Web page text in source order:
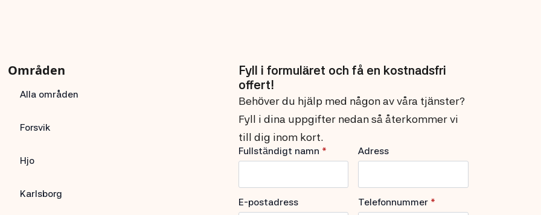
Områden
Alla områden
Forsvik
Hjo
Karlsborg
Fyll i formuläret och få en kostnadsfri
offert!
Behöver du hjälp med någon av våra tjänster?
Fyll i dina uppgifter nedan så återkommer vi
till dig inom kort.
Fullständigt namn * Adress
E-postadress Telefonnummer *